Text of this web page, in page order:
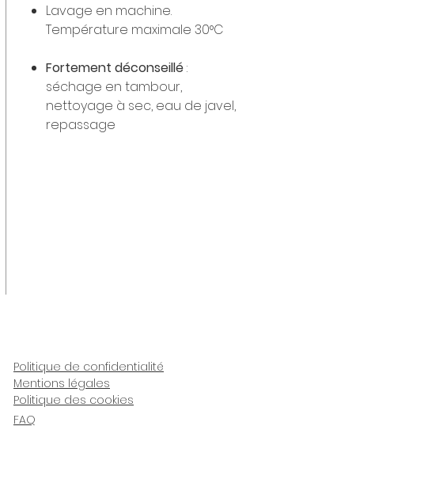
Lavage en machine.
Température maximale 30°C
Fortement déconseillé:
séchage en tambour,
nettoyage à sec, eau de javel,
repassage
Politique de confidentialité
Mentions légales
Politique des cookies
FAQ